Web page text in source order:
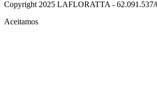
Copyright 2025 LAFLORATTA - 62.091.537/
Aceitamos